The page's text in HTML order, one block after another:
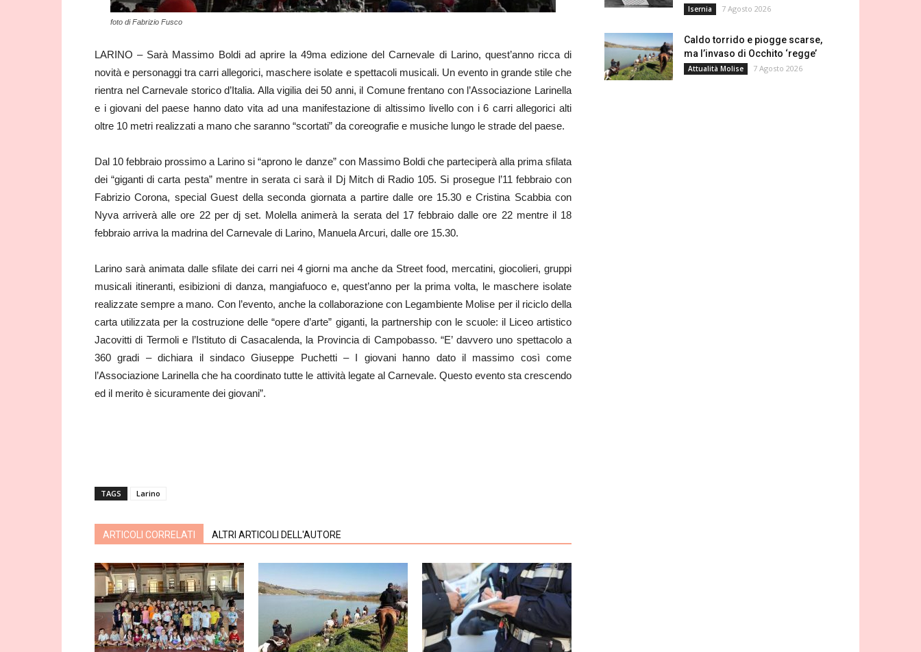
foto di Fabrizio Fusco
LARINO – Sarà Massimo Boldi ad aprire la 49ma edizione del Carnevale di Larino, quest’anno ricca di
novità e personaggi tra carri allegorici, maschere isolate e spettacoli musicali. Un evento in grande stile che
rientra nel Carnevale storico d’Italia. Alla vigilia dei 50 anni, il Comune frentano con l’Associazione Larinella
e i giovani del paese hanno dato vita ad una manifestazione di altissimo livello con i 6 carri allegorici alti
oltre 10 metri realizzati a mano che saranno “scortati” da coreografie e musiche lungo le strade del paese.
Dal 10 febbraio prossimo a Larino si “aprono le danze” con Massimo Boldi che parteciperà alla prima sfilata
dei “giganti di carta pesta” mentre in serata ci sarà il Dj Mitch di Radio 105. Si prosegue l’11 febbraio con
Fabrizio Corona, special Guest della seconda giornata a partire dalle ore 15.30 e Cristina Scabbia con
Nyva arriverà alle ore 22 per dj set. Molella animerà la serata del 17 febbraio dalle ore 22 mentre il 18
febbraio arriva la madrina del Carnevale di Larino, Manuela Arcuri, dalle ore 15.30.
Larino sarà animata dalle sfilate dei carri nei 4 giorni ma anche da Street food, mercatini, giocolieri, gruppi
musicali itineranti, esibizioni di danza, mangiafuoco e, quest’anno per la prima volta, le maschere isolate
realizzate sempre a mano. Con l’evento, anche la collaborazione con Legambiente Molise per il riciclo della
carta utilizzata per la costruzione delle “opere d’arte” giganti, la partnership con le scuole: il Liceo artistico
Jacovitti di Termoli e l’Istituto di Casacalenda, la Provincia di Campobasso. “E’ davvero uno spettacolo a
360 gradi – dichiara il sindaco Giuseppe Puchetti – I giovani hanno dato il massimo così come
l’Associazione Larinella che ha coordinato tutte le attività legate al Carnevale. Questo evento sta crescendo
ed il merito è sicuramente dei giovani”.
TAGS Larino
ARTICOLI CORRELATI ALTRI ARTICOLI DELL'AUTORE
Isernia 7 Agosto 2026
Caldo torrido e piogge scarse,
ma l’invaso di Occhito ‘regge’
Attualità Molise 7 Agosto 2026